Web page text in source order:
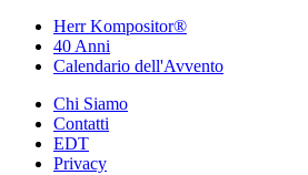
Herr Kompositor®
40 Anni
Calendario dell'Avvento
Chi Siamo
Contatti
EDT
Privacy